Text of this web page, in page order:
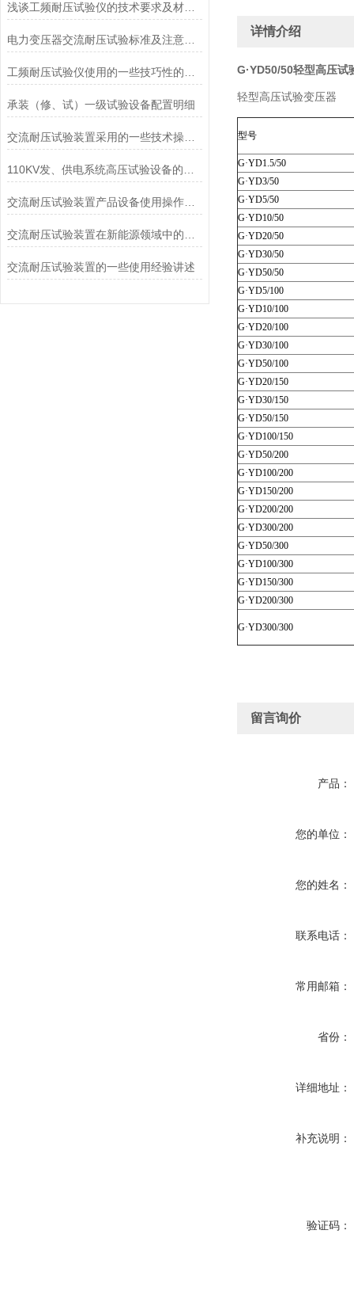
浅谈工频耐压试验仪的技术要求及材料选用
电力变压器交流耐压试验标准及注意事项
承装（修、试）一级试验设备配置明细
交流耐压试验装置采用的一些技术操作分享
交流耐压试验装置产品设备使用操作的技术特点指标
交流耐压试验装置的一些使用经验讲述
详情介绍
G·YD50/50轻型高压试
轻型高压试验变压器
型号
G·YD1.5/50
G·YD3/50
G·YD5/50
G·YD10/50
G·YD20/50
G·YD30/50
G·YD50/50
G·YD5/100
G·YD10/100
G·YD20/100
G·YD30/100
G·YD50/100
G·YD20/150
G·YD30/150
G·YD50/150
G·YD100/150
G·YD50/200
G·YD100/200
G·YD150/200
G·YD200/200
G·YD300/200
G·YD50/300
G·YD100/300
G·YD150/300
G·YD200/300
G·YD300/300
留言询价
产品：
您的单位：
您的姓名：
联系电话：
常用邮箱：
省份：
详细地址：
补充说明：
验证码：